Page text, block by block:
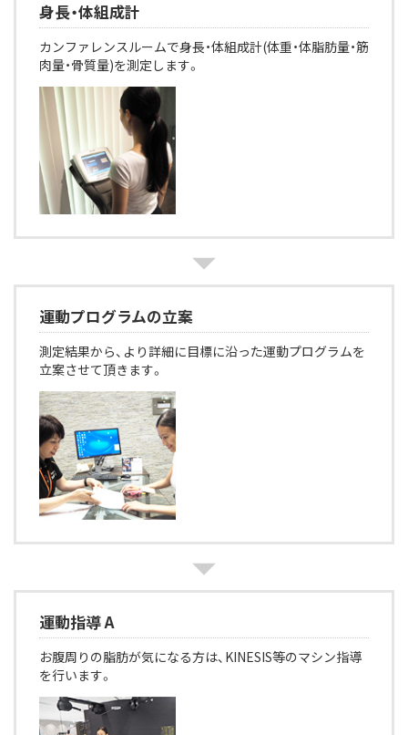
身長・体組成計
カンファレンスルームで身長・体組成計(体重・体脂肪量・筋
肉量・骨質量)を測定します。
運動プログラムの立案
測定結果から、より詳細に目標に沿った運動プログラムを
立案させて頂きます。
運動指導 A
お腹周りの脂肪が気になる方は、KINESIS等のマシン指導
を行います。